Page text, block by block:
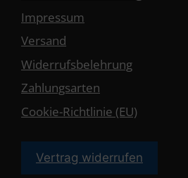
Impressum
Versand
Widerrufsbelehrung
Zahlungsarten
Cookie-Richtlinie (EU)
Vertrag widerrufen